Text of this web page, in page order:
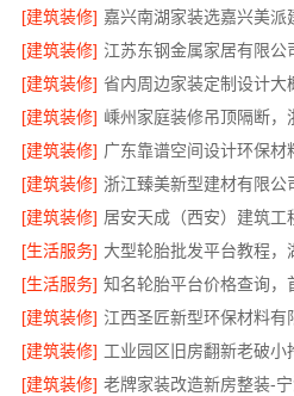
[建筑装修]
[建筑装修] 江苏东钢金属家居有限公
[建筑装修]
[建筑装修]
[建筑装修]
[建筑装修] 浙江臻美新型建材有限
[建筑装修]
[生活服务]
[生活服务]
[建筑装修]
[建筑装修] 工业园区旧房翻新老破
[建筑装修] 老牌家装改造新房整装-